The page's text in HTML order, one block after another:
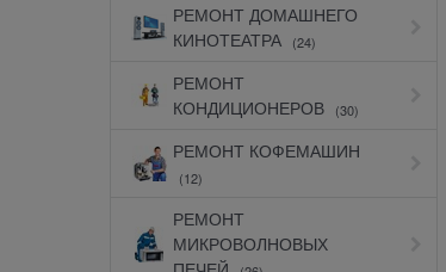
РЕМОНТ ДОМАШНЕГО
КИНОТЕАТРА
(24)
РЕМОНТ
КОНДИЦИОНЕРОВ
(30)
РЕМОНТ КОФЕМАШИН
(12)
РЕМОНТ
МИКРОВОЛНОВЫХ